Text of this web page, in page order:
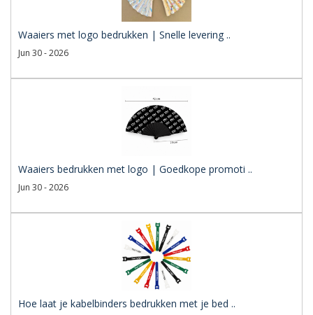
Waaiers met logo bedrukken | Snelle levering ..
Jun 30 - 2026
Waaiers bedrukken met logo | Goedkope promoti ..
Jun 30 - 2026
Hoe laat je kabelbinders bedrukken met je bed ..